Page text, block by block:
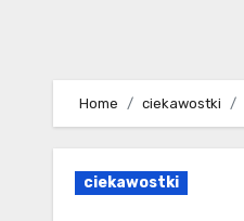
Home ciekawostki
ciekawostki